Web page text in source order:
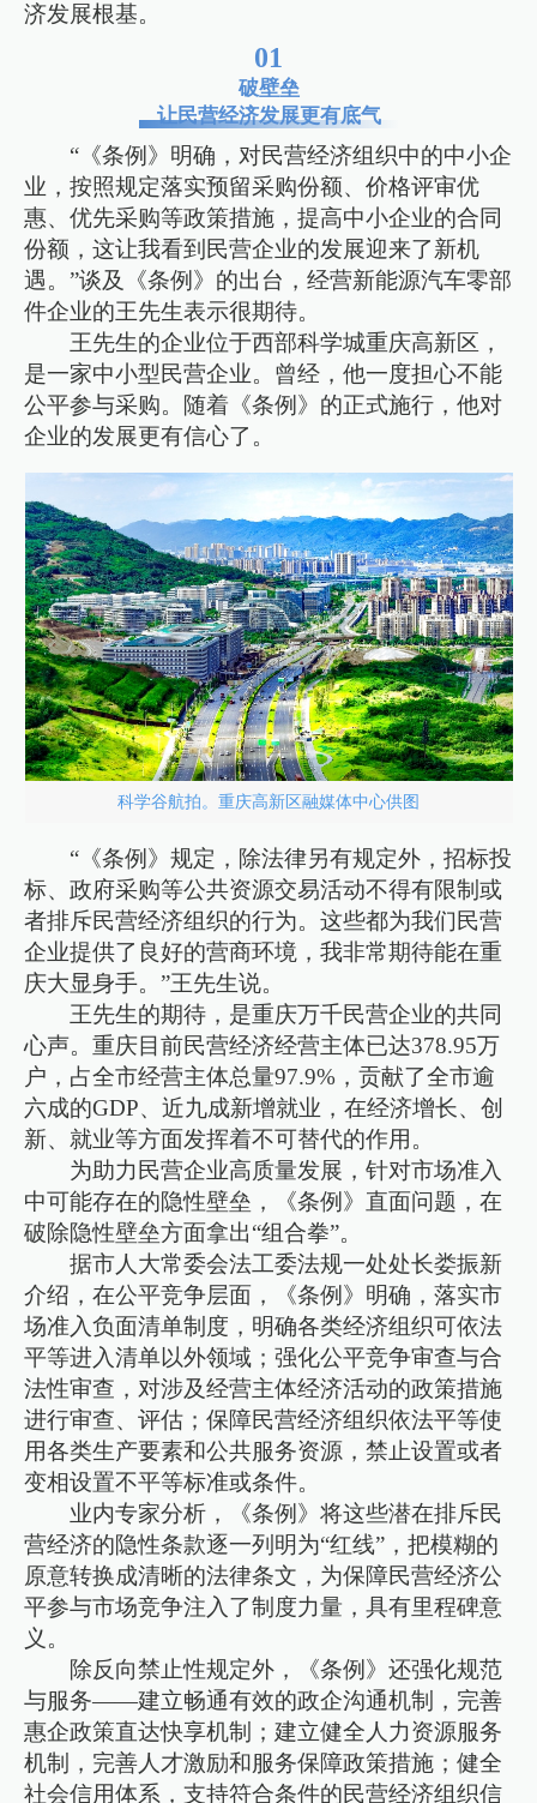
济发展根基。
01
破壁垒
让民营经济发展更有底气
“《条例》明确，对民营经济组织中的中小企
业，按照规定落实预留采购份额、价格评审优
惠、优先采购等政策措施，提高中小企业的合同
份额，这让我看到民营企业的发展迎来了新机
遇。”谈及《条例》的出台，经营新能源汽车零部
件企业的王先生表示很期待。
王先生的企业位于西部科学城重庆高新区，
是一家中小型民营企业。曾经，他一度担心不能
公平参与采购。随着《条例》的正式施行，他对
企业的发展更有信心了。
科学谷航拍。重庆高新区融媒体中心供图
“《条例》规定，除法律另有规定外，招标投
标、政府采购等公共资源交易活动不得有限制或
者排斥民营经济组织的行为。这些都为我们民营
企业提供了良好的营商环境，我非常期待能在重
庆大显身手。”王先生说。
王先生的期待，是重庆万千民营企业的共同
心声。重庆目前民营经济经营主体已达378.95万
户，占全市经营主体总量97.9%，贡献了全市逾
六成的GDP、近九成新增就业，在经济增长、创
新、就业等方面发挥着不可替代的作用。
为助力民营企业高质量发展，针对市场准入
中可能存在的隐性壁垒，《条例》直面问题，在
破除隐性壁垒方面拿出“组合拳”。
据市人大常委会法工委法规一处处长娄振新
介绍，在公平竞争层面，《条例》明确，落实市
场准入负面清单制度，明确各类经济组织可依法
平等进入清单以外领域；强化公平竞争审查与合
法性审查，对涉及经营主体经济活动的政策措施
进行审查、评估；保障民营经济组织依法平等使
用各类生产要素和公共服务资源，禁止设置或者
变相设置不平等标准或条件。
业内专家分析，《条例》将这些潜在排斥民
营经济的隐性条款逐一列明为“红线”，把模糊的
原意转换成清晰的法律条文，为保障民营经济公
平参与市场竞争注入了制度力量，具有里程碑意
义。
除反向禁止性规定外，《条例》还强化规范
与服务——建立畅通有效的政企沟通机制，完善
惠企政策直达快享机制；建立健全人力资源服务
机制，完善人才激励和服务保障政策措施；健全
社会信用体系，支持符合条件的民营经济组织信